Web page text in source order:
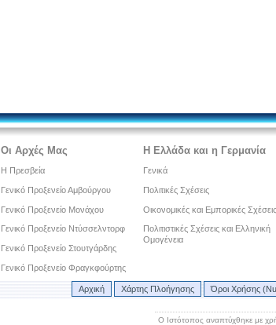
Οι Αρχές Μας
Η Πρεσβεία
Γενικό Προξενείο Αμβούργου
Γενικό Προξενείο Μονάχου
Γενικό Προξενείο Ντύσσελντορφ
Γενικό Προξενείο Στουτγάρδης
Γενικό Προξενείο Φραγκφούρτης
Η Ελλάδα και η Γερμανία
Γενικά
Πολιτικές Σχέσεις
Οικονομικές και Εμπορικές Σχέσεις
Πολιτιστικές Σχέσεις και Ελληνική
Ομογένεια
Αρχική Χάρτης Πλοήγησης Όροι Χρήσης
Ο Ιστότοπος αναπτύχθηκε με